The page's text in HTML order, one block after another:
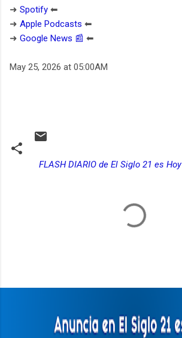
➜ Spotify ⬅︎
➜ Apple Podcasts ⬅︎
➜ Google News 📰 ⬅︎
May 25, 2026 at 05:00AM
FLASH DIARIO de El Siglo 21 es Hoy